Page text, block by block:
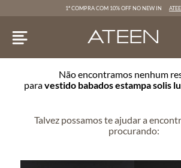
1ª COMPRA COM 10% OFF NO NEW IN
Não encontramos nenhum
paravestido babados estampa solis
Talvez possamos te ajudar a
procurando: